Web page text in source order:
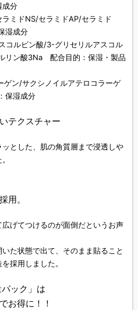
分
ミドNS/セラミドAP/セラミド
湿成分
ルビン酸/3-グリセリルアスコル
リン酸3Na 配合目的：保湿・製品
ン/サクシノイルアテロコラーゲ
保湿成分
テクスチャー
とした、肌の角質層まで浸透しや
用。
げてつけるのが面倒だというお声
た状態で出て、そのまま貼ること
採用しました。
ック」は
お得に！！